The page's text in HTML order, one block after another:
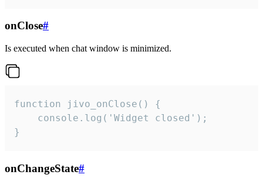
onClose#
Is executed when chat window is minimized.
function jivo_onClose() {
    console.log('Widget closed');
}
onChangeState#